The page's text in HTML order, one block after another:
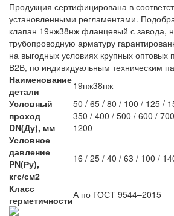
Продукция сертифицирована в
установленными регламентами.
клапан 19нж38нж фланцевый с завода,
трубопроводную арматуру
на выгодных условиях крупных оптовых
В2В, по индивидуальным техническим
Наименование
детали
19нж38нж
Условный
проход
DN(Ду), мм
50 / 65 / 80 / 100 / 125 /
350 / 400 / 500 / 600 /
1200
Условное
давление
PN(Ру),
кгс/см2
16 / 25 / 40 / 63 / 100 /
Класс
герметичностиА по ГОСТ 9544–2015